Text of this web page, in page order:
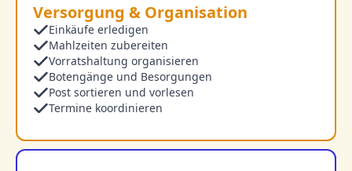
Versorgung & Organisation
Einkäufe erledigen
Mahlzeiten zubereiten
Vorratshaltung organisieren
Botengänge und Besorgungen
Post sortieren und vorlesen
Termine koordinieren